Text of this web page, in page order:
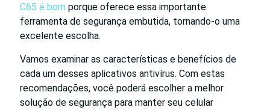
C65 é bom porque oferece essa importante
ferramenta de segurança embutida, tornando-o uma
excelente escolha.
Vamos examinar as características e benefícios de
cada um desses aplicativos antivírus. Com estas
recomendações, você poderá escolher a melhor
solução de segurança para manter seu celular